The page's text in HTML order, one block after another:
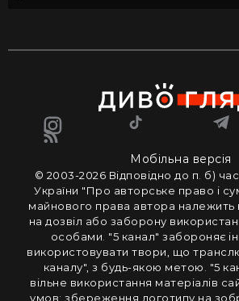
Мобільна версія
© 2003-2026 Вiдповiдно до п. б)
України "Про авторське право i
майнового права автора
на дозвiл або заборону
особами. "5 канал" забороняє
використовувати твори, що
каналу", з будь-якою метою. "5
вiльне використання матерiалiв
умов: збереження логотипу на